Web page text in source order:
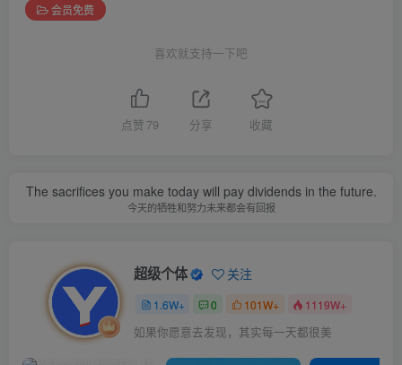
会员免费
喜欢就支持一下吧
点赞 79 分享 收藏
The sacrifices you make today will pay dividends in the future.
今天的牺牲和努力未来都会有回报
超级个体 关注
1.6W+ 0 101W+ 1119W+
如果你愿意去发现，其实每一天都很美